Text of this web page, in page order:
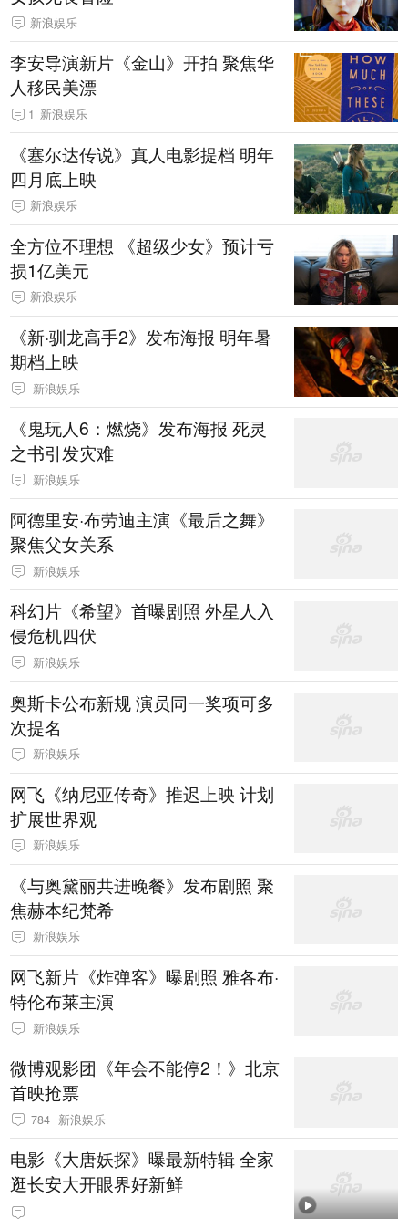
新浪娱乐
李安导演新片《金山》开拍 聚焦华
人移民美漂
1 新浪娱乐
《塞尔达传说》真人电影提档 明年
四月底上映
新浪娱乐
全方位不理想 《超级少女》预计亏
损1亿美元
新浪娱乐
《新·驯龙高手2》发布海报 明年暑
期档上映
新浪娱乐
《鬼玩人6：燃烧》发布海报 死灵
之书引发灾难
新浪娱乐
阿德里安·布劳迪主演《最后之舞》
聚焦父女关系
新浪娱乐
科幻片《希望》首曝剧照 外星人入
侵危机四伏
新浪娱乐
奥斯卡公布新规 演员同一奖项可多
次提名
新浪娱乐
网飞《纳尼亚传奇》推迟上映 计划
扩展世界观
新浪娱乐
《与奥黛丽共进晚餐》发布剧照 聚
焦赫本纪梵希
新浪娱乐
网飞新片《炸弹客》曝剧照 雅各布·
特伦布莱主演
新浪娱乐
微博观影团《年会不能停2！》北京
首映抢票
784 新浪娱乐
电影《大唐妖探》曝最新特辑 全家
逛长安大开眼界好新鲜